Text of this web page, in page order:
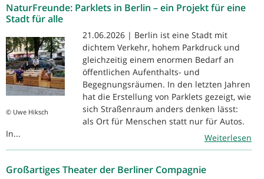
NaturFreunde: Parklets in Berlin – ein Projekt für eine
Stadt für alle
© Uwe Hiksch
21.06.2026 | Berlin ist eine Stadt mit
dichtem Verkehr, hohem Parkdruck und
gleichzeitig einem enormen Bedarf an
öffentlichen Aufenthalts- und
Begegnungsräumen. In den letzten Jahren
hat die Erstellung von Parklets gezeigt, wie
sich Straßenraum anders denken lässt:
als Ort für Menschen statt nur für Autos.
In...
Weiterlesen
Großartiges Theater der Berliner Compagnie